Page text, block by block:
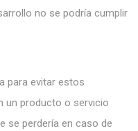
no se podría cumplir
para evitar estos
un producto o servicio
se perdería en caso de